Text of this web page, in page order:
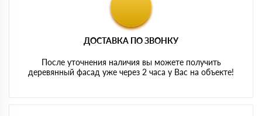
ДОСТАВКА ПО ЗВОНКУ
После уточнения наличия вы можете получить
деревянный фасад уже через 2 часа у Вас на объекте!